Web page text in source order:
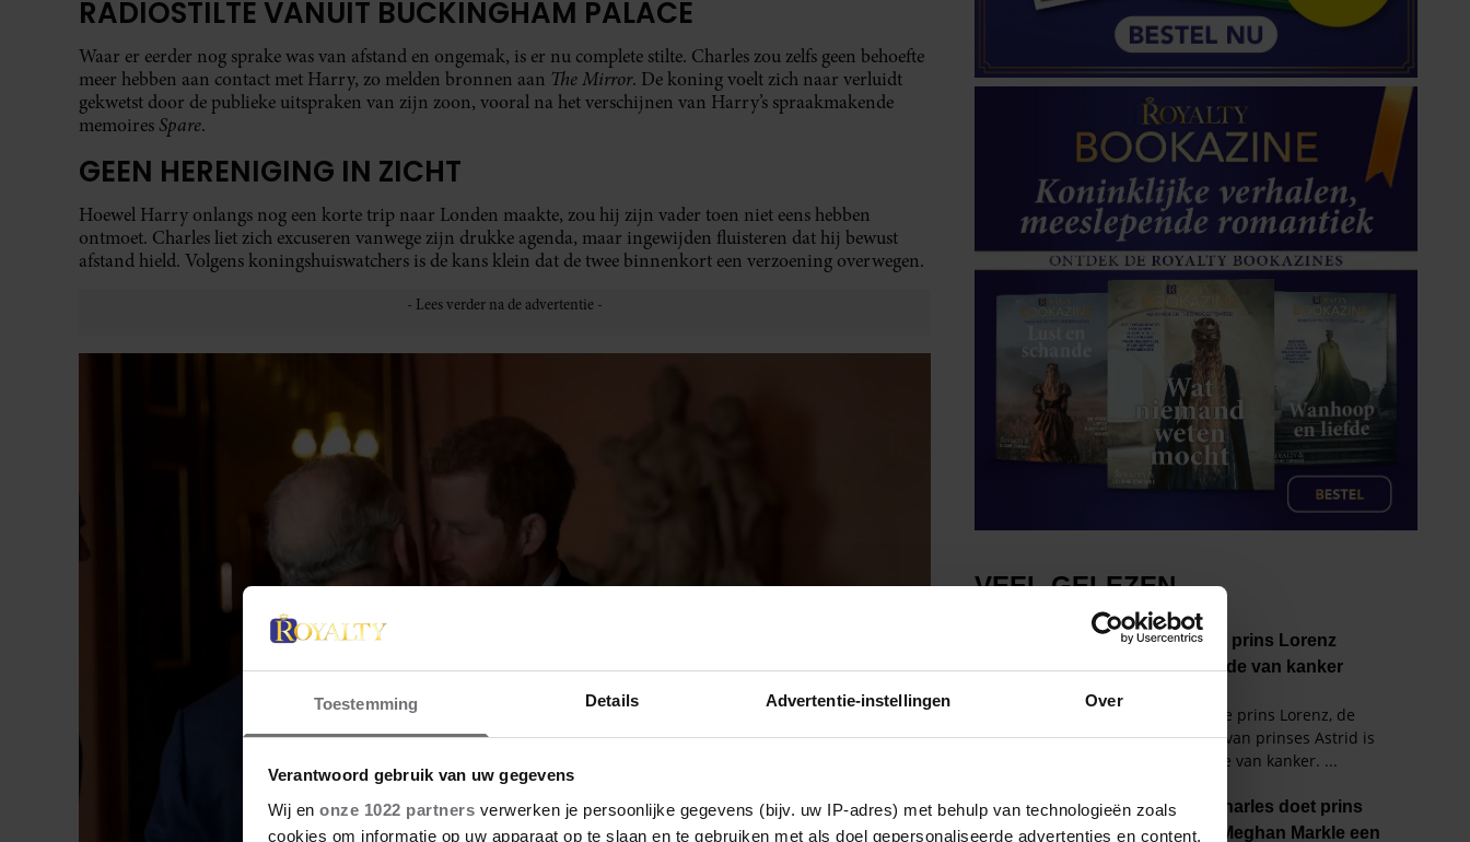
Toestemming Details Advertentie-instellingen Over
Verantwoord gebruik van uw gegevens
Wij en onze 1022 partners verwerken je persoonlijke gegevens (bijv. uw IP-adres) met behulp van technologieën zoals
cookies om informatie op uw apparaat op te slaan en te gebruiken met als doel gepersonaliseerde advertenties en content,
RADIOSTILTE VANUIT BUCKINGHAM PALACE
Waar er eerder nog sprake was van afstand en ongemak, is er nu complete stilte. Charles zou zelfs geen behoefte
meer hebben aan contact met Harry, zo melden bronnen aan The Mirror. De koning voelt zich naar verluidt
gekwetst door de publieke uitspraken van zijn zoon, vooral na het verschijnen van Harry’s spraakmakende
memoires Spare.
GEEN HERENIGING IN ZICHT
Hoewel Harry onlangs nog een korte trip naar Londen maakte, zou hij zijn vader toen niet eens hebben
ontmoet. Charles liet zich excuseren vanwege zijn drukke agenda, maar ingewijden fluisteren dat hij bewust
afstand hield. Volgens koningshuiswatchers is de kans klein dat de twee binnenkort een verzoening overwegen.